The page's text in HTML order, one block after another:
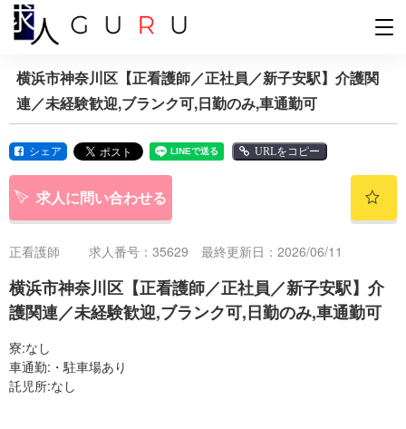
横浜市神奈川区【正看護師／正社員／新子安駅】介護関
連／未経験歓迎,ブランク可,日勤のみ,車通勤可
シェア URLをコピー
求人に問い合わせる
正看護師 求人番号：35629 最終更新日：2026/06/11
横浜市神奈川区【正看護師／正社員／新子安駅】介
護関連／未経験歓迎,ブランク可,日勤のみ,車通勤可
寮:なし
車通勤:・駐車場あり
託児所:なし